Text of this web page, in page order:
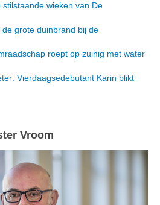
wieken van De
grote duinbrand bij de
roept op zuinig met water
Vierdaagsedebutant Karin blikt
Vroom